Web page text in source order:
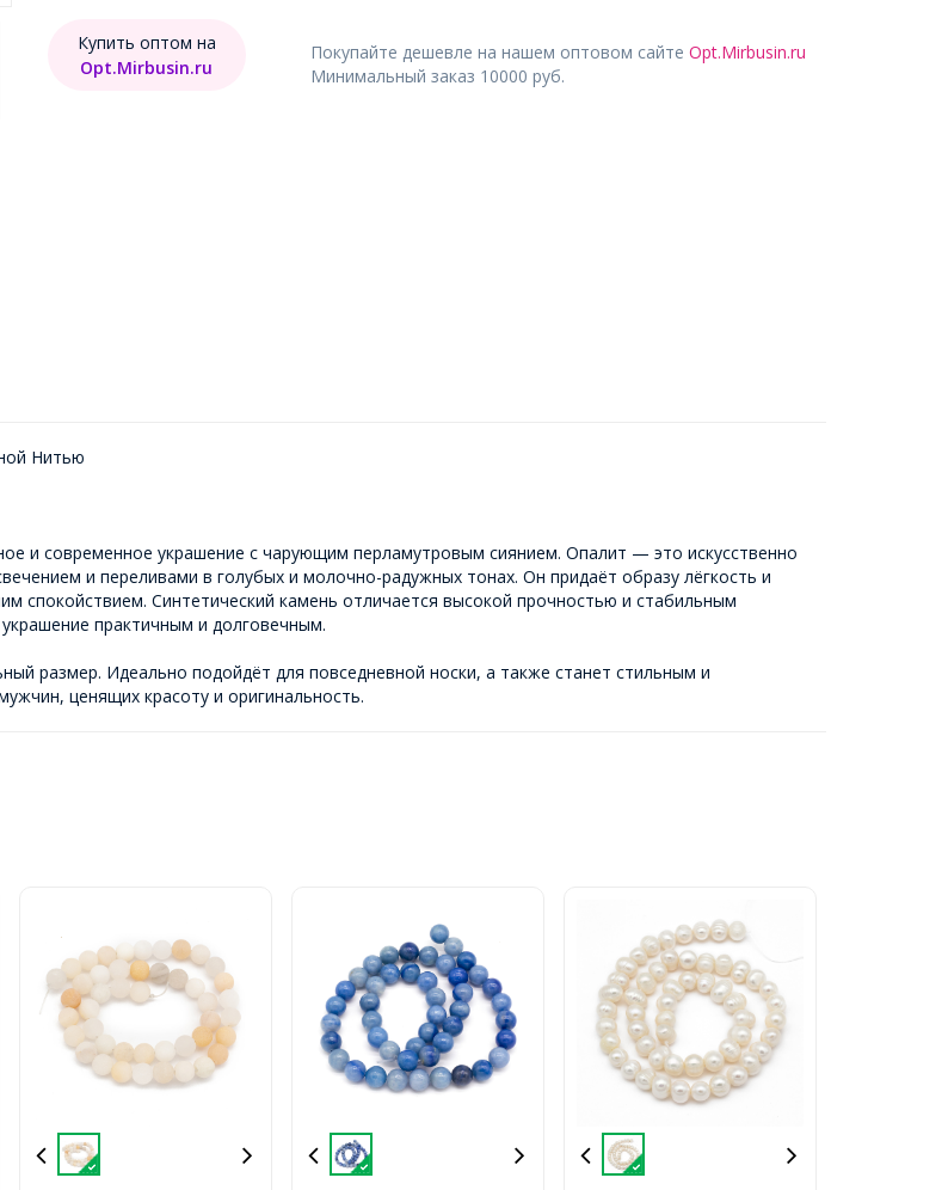
Покупайте дешевле на нашем оптовом сайте Opt.Mirbusin.ru
Минимальный заказ 10000 руб.
Купить оптом на
Opt.Mirbusin.ru
Нитью
и современное украшение с чарующим перламутровым сиянием. Опалит — это искусственно
и переливами в голубых и молочно-радужных тонах. Он придаёт образу лёгкость и
спокойствием. Синтетический камень отличается высокой прочностью и стабильным
практичным и долговечным.
размер. Идеально подойдёт для повседневной носки, а также станет стильным и
ценящих красоту и оригинальность.